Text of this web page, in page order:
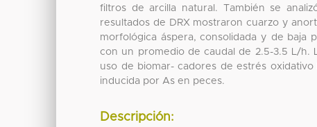
filtros de arcilla natural. También se
resultados de DRX mostraron cuarzo y
morfológica áspera, consolidada y de baja
con un promedio de caudal de 2.5-3.5 L/h.
uso de biomar- cadores de estrés
inducida por As en peces.
Descripción: